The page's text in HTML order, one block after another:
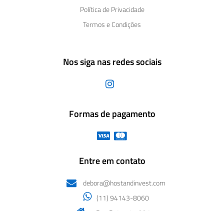
Política de Privacidade
Termos e Condições
Nos siga nas redes sociais
Formas de pagamento
Entre em contato
debora@hostandinvest.com
(11) 94143-8060